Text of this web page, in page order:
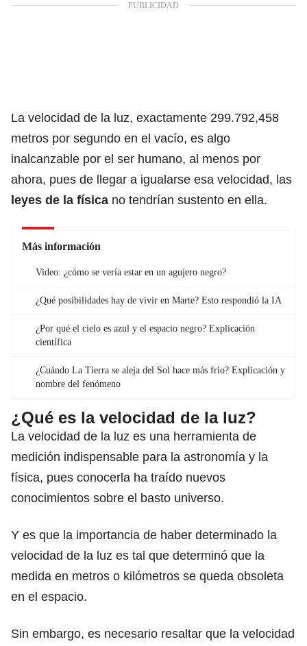
La velocidad de la luz, exactamente 299.792,458
metros por segundo en el vacío, es algo
inalcanzable por el ser humano, al menos por
ahora, pues de llegar a igualarse esa velocidad, las
leyes de la física no tendrían sustento en ella.
Más información
Video: ¿cómo se vería estar en un agujero negro?
¿Qué posibilidades hay de vivir en Marte? Esto respondió la IA
¿Por qué el cielo es azul y el espacio negro? Explicación
científica
¿Cuándo La Tierra se aleja del Sol hace más frío? Explicación y
nombre del fenómeno
¿Qué es la velocidad de la luz?
La velocidad de la luz es una herramienta de
medición indispensable para la astronomía y la
física, pues conocerla ha traído nuevos
conocimientos sobre el basto universo.
Y es que la importancia de haber determinado la
velocidad de la luz es tal que determinó que la
medida en metros o kilómetros se queda obsoleta
en el espacio.
Sin embargo, es necesario resaltar que la velocidad